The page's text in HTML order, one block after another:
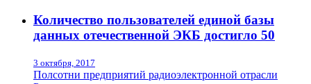
Количество пользователей единой базы
данных отечественной ЭКБ достигло 50
3 октября, 2017
Полсотни предприятий радиоэлектронной отрасли